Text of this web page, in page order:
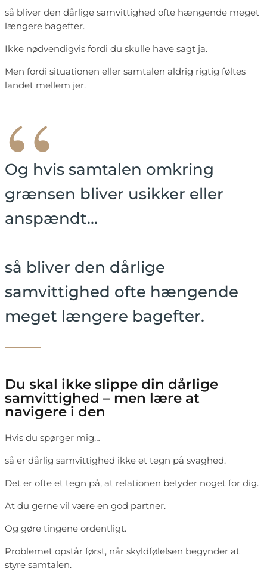
så bliver den dårlige samvittighed ofte hængende meget
længere bagefter.
Ikke nødvendigvis fordi du skulle have sagt ja.
Men fordi situationen eller samtalen aldrig rigtig føltes
landet mellem jer.
“
Og hvis samtalen omkring
grænsen bliver usikker eller
anspændt…
så bliver den dårlige
samvittighed ofte hængende
meget længere bagefter.
Du skal ikke slippe din dårlige
samvittighed – men lære at
navigere i den
Hvis du spørger mig…
så er dårlig samvittighed ikke et tegn på svaghed.
Det er ofte et tegn på, at relationen betyder noget for dig.
At du gerne vil være en god partner.
Og gøre tingene ordentligt.
Problemet opstår først, når skyldfølelsen begynder at
styre samtalen.